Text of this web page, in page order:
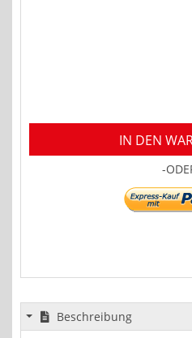
IN DEN
-
Beschreibung